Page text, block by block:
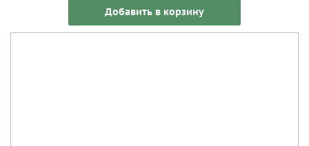
Добавить в корзину